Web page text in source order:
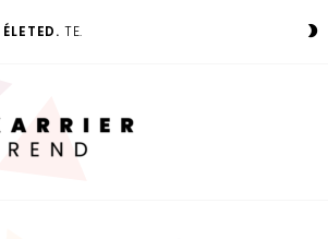
ÉLETED. TE.